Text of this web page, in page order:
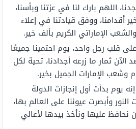
اللهم بارك لنا في عزتنا وبأسنا،
أقدامنا، ووفق قيادتنا في إعلاء
الإماراتي الكريم بألف خير.
قلب رجل واحد، يوم احتمينا جميعًا
ثمار ما زرعه أجدادنا، تحية لكل
الإمارات الجميل بخير.
إنه يوم بدأت أول إنجازات الدولة
النور وأبصرت عيوننا على العالم بها،
نحافظ عليها ونأخذ بيدها لأعالي